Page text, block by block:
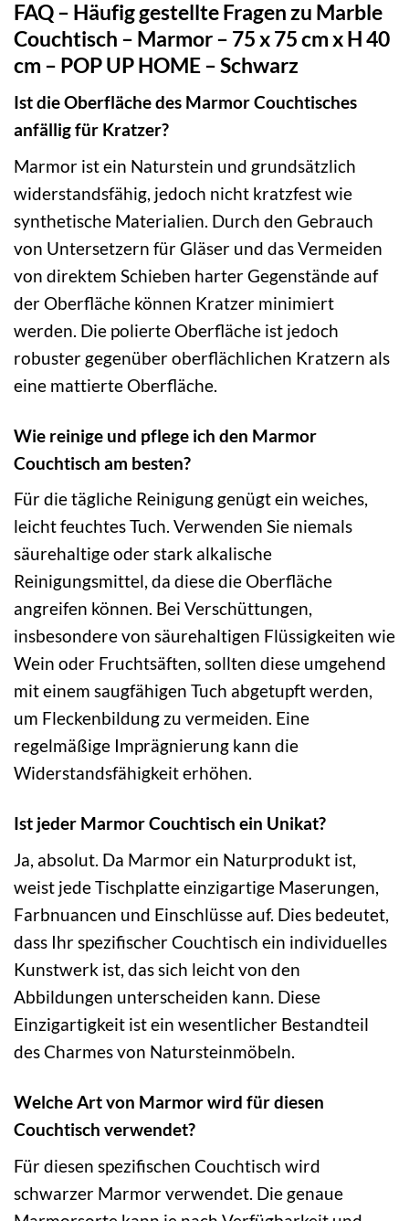
FAQ – Häufig gestellte Fragen zu Marble
Couchtisch – Marmor – 75 x 75 cm x H 40
cm – POP UP HOME – Schwarz
Ist die Oberfläche des Marmor Couchtisches
anfällig für Kratzer?
Marmor ist ein Naturstein und grundsätzlich
widerstandsfähig, jedoch nicht kratzfest wie
synthetische Materialien. Durch den Gebrauch
von Untersetzern für Gläser und das Vermeiden
von direktem Schieben harter Gegenstände auf
der Oberfläche können Kratzer minimiert
werden. Die polierte Oberfläche ist jedoch
robuster gegenüber oberflächlichen Kratzern als
eine mattierte Oberfläche.
Wie reinige und pflege ich den Marmor
Couchtisch am besten?
Für die tägliche Reinigung genügt ein weiches,
leicht feuchtes Tuch. Verwenden Sie niemals
säurehaltige oder stark alkalische
Reinigungsmittel, da diese die Oberfläche
angreifen können. Bei Verschüttungen,
insbesondere von säurehaltigen Flüssigkeiten wie
Wein oder Fruchtsäften, sollten diese umgehend
mit einem saugfähigen Tuch abgetupft werden,
um Fleckenbildung zu vermeiden. Eine
regelmäßige Imprägnierung kann die
Widerstandsfähigkeit erhöhen.
Ist jeder Marmor Couchtisch ein Unikat?
Ja, absolut. Da Marmor ein Naturprodukt ist,
weist jede Tischplatte einzigartige Maserungen,
Farbnuancen und Einschlüsse auf. Dies bedeutet,
dass Ihr spezifischer Couchtisch ein individuelles
Kunstwerk ist, das sich leicht von den
Abbildungen unterscheiden kann. Diese
Einzigartigkeit ist ein wesentlicher Bestandteil
des Charmes von Natursteinmöbeln.
Welche Art von Marmor wird für diesen
Couchtisch verwendet?
Für diesen spezifischen Couchtisch wird
schwarzer Marmor verwendet. Die genaue